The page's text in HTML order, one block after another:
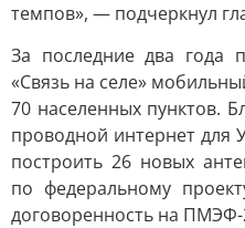
темпов», — подчеркнул
За последние два года
«Связь на селе»
70 населенных пунктов.
проводной интернет для
построить 26 новых
по федеральному
договоренность на ПМЭФ-